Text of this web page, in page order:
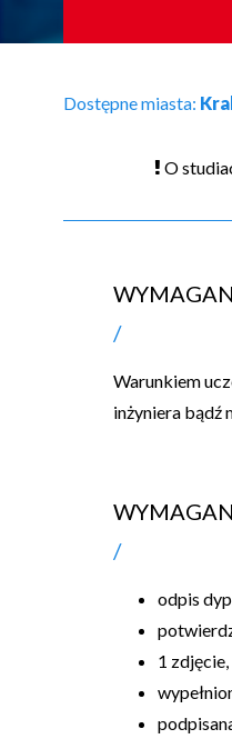
Dostępne miasta:
O
Warunkiem
inżyniera bądź
odpis
1 zdjęcie,